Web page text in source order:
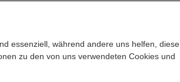
essenziell, während andere uns helfen, diese
zu den von uns verwendeten Cookies und